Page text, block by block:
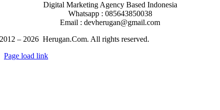
Digital Marketing Agency Based Indonesia
Whatsapp : 085643850038
Email : devherugan@gmail.com
2012 – 2026 Herugan.Com. All rights reserved.
Page load link